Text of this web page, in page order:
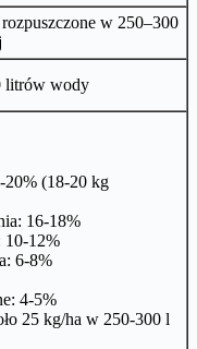
w 250–300
litrów wody
20% (18-20 kg
16-18%
10-12%
6-8%
4-5%
25 kg/ha w 250-300 l